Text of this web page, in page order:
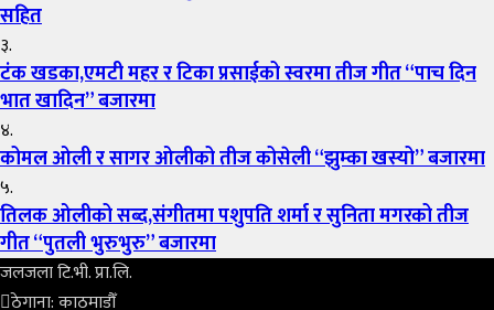
सहित
३.
टंक खडका,एमटी महर र टिका प्रसाईको स्वरमा तीज गीत “पाच दिन
भात खादिन” बजारमा
४.
कोमल ओली र सागर ओलीको तीज कोसेली “झुम्का खस्यो” बजारमा
५.
तिलक ओलीको सब्द,संगीतमा पशुपति शर्मा र सुनिता मगरको तीज
गीत “पुतली भुरुभुरु” बजारमा
जलजला टि.भी. प्रा.लि.
ठेगाना: काठमाडौँ